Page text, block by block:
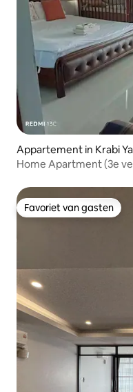
Appartement in Krabi
Home Apartment (3e
Favoriet van gasten
Favoriet van gasten